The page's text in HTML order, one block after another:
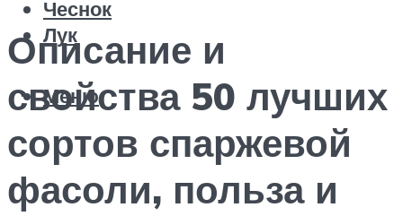
Чеснок
Лук
Меню
Описание и
свойства 50 лучших
сортов спаржевой
фасоли, польза и